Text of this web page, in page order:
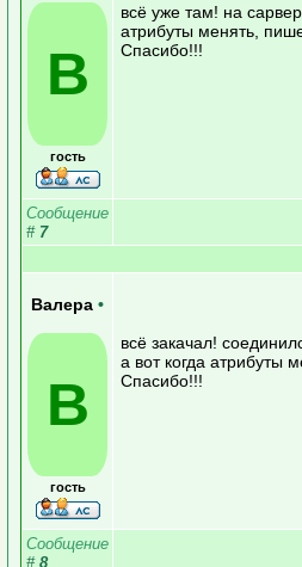
В
гость
всё уже там! на
атрибуты менять,
Спасибо!!!
Сообщение
# 7
Валера •
В
гость
всё закачал!
а вот когда атрибуты
Спасибо!!!
Сообщение
# 8